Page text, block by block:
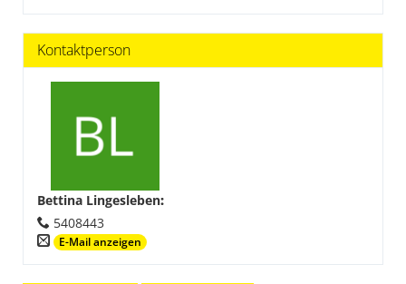
Kontaktperson
Bettina Lingesleben:
5408443
E-Mail anzeigen